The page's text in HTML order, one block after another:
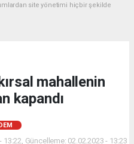
site yönetimi hiçbir şekilde
mahallenin
kapandı
Güncelleme: 02.02.2023 - 13:23